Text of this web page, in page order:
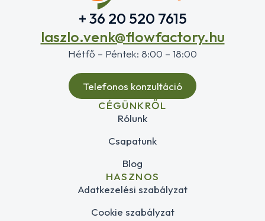
+ 36 20 520 7615
laszlo.venk@flowfactory.hu
Hétfő – Péntek: 8:00 – 18:00
Telefonos konzultáció
CÉGÜNKRŐL
Rólunk
Csapatunk
Blog
HASZNOS
Adatkezelési szabályzat
Cookie szabályzat